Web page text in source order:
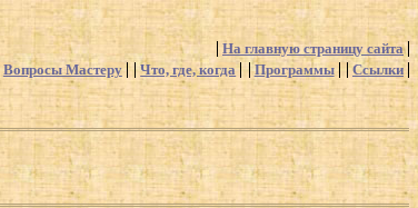
На главную страницу сайта
Вопросы Мастеру Что, где, когда Программы Ссылки